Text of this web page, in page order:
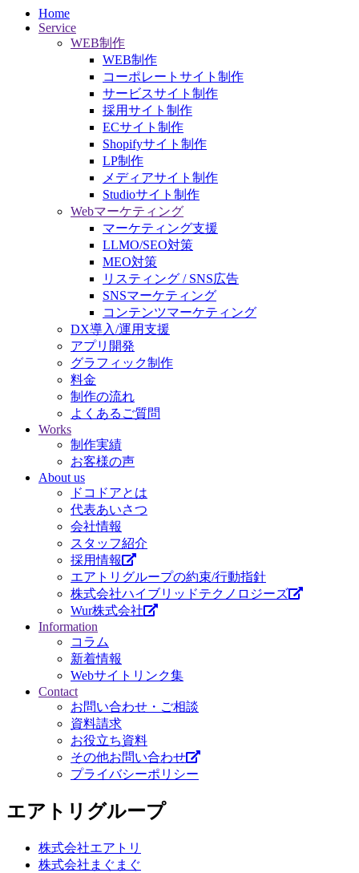
Home
Service
WEB制作
WEB制作
コーポレートサイト制作
サービスサイト制作
採用サイト制作
ECサイト制作
Shopifyサイト制作
LP制作
メディアサイト制作
Studioサイト制作
Webマーケティング
マーケティング支援
LLMO/SEO対策
MEO対策
リスティング / SNS広告
SNSマーケティング
コンテンツマーケティング
DX導入/運用支援
アプリ開発
グラフィック制作
料金
制作の流れ
よくあるご質問
Works
制作実績
お客様の声
About us
ドコドアとは
代表あいさつ
会社情報
スタッフ紹介
採用情報
エアトリグループの約束/行動指針
株式会社ハイブリッドテクノロジーズ
Wur株式会社
Information
コラム
新着情報
Webサイトリンク集
Contact
お問い合わせ・ご相談
資料請求
お役立ち資料
その他お問い合わせ
プライバシーポリシー
エアトリグループ
株式会社エアトリ
株式会社まぐまぐ